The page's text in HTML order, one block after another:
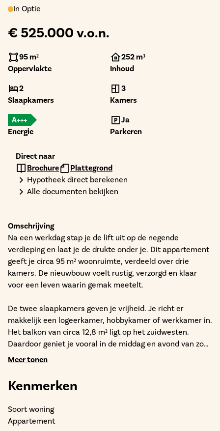
In Optie
€ 525.000 v.o.n.
95 m²
Oppervlakte
252 m³
Inhoud
2
Slaapkamers
3
Kamers
A+++
Energie
Ja
Parkeren
Direct naar
Brochure
Plattegrond
Hypotheek direct berekenen
Alle documenten bekijken
Omschrijving
Na een werkdag stap je de lift uit op de negende
verdieping en laat je de drukte onder je. Dit appartement
geeft je circa 95 m² woonruimte, verdeeld over drie
kamers. De nieuwbouw voelt rustig, verzorgd en klaar
voor een leven waarin gemak meetelt.
De twee slaapkamers geven je vrijheid. Je richt er
makkelijk een logeerkamer, hobbykamer of werkkamer in.
Het balkon van circa 12,8 m² ligt op het zuidwesten.
Daardoor geniet je vooral in de middag en avond van zon.
Dat maakt het balkon een echte verlenging van je
Alles is bedacht voor praktisch wonen. Je auto staat op je
helpt je om het appartement netjes en open te houden.
Energielabel A+++ zorgt voor comfort en een
Meer tonen
Kenmerken
Soort woning
Appartement